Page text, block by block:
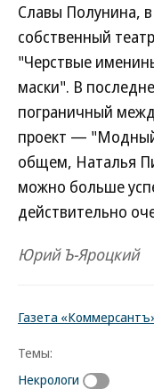
Славы Полунина,
собственный
"Черствые
маски". В
пограничный
проект —
общем, Наталья
можно больше
действительно
Юрий Ъ-Яроцкий
Газета
Темы:
Некрологи